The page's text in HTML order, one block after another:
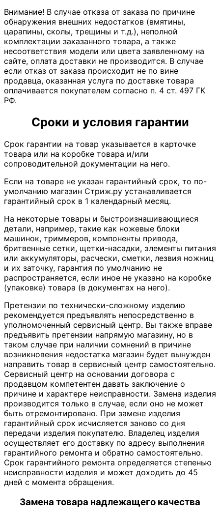
Внимание! В случае отказа от заказа по причине
обнаружения внешних недостатков (вмятины,
царапины, сколы, трещины и т.д.), неполной
комплектации заказанного товара, а также
несоответствия модели или цвета заявленному на
сайте, оплата доставки не производится. В случае
если отказ от заказа происходит не по вине
продавца, оказанная услуга по доставке товара
оплачивается покупателем согласно п. 4 ст. 497 ГК
РФ.
Сроки и условия гарантии
Срок гарантии на товар указывается в карточке
товара или на коробке товара и/или
сопроводительной документации на него.
Если на товаре не указан гарантийный срок, то по-
умолчанию магазин Стриж.ру устанавливается
гарантийный срок в 1 календарный месяц.
На некоторые товары и быстроизнашивающиеся
детали, например, такие как ножевые блоки
машинок, триммеров, компоненты привода,
бритвенные сетки, щетки-насадки, элементы питания
или аккумуляторы, расчески, сметки, лезвия ножниц
и их заточку, гарантия по умолчанию не
распространяется, если иное не указано на коробке
(упаковке) товара (в документах на него).
Претензии по технически-сложному изделию
рекомендуется предъявлять непосредственно в
уполномоченный сервисный центр. Вы также вправе
предъявить претензии напрямую магазину, но в
таком случае при наличии сомнений в причине
возникновения недостатка магазин будет вынужден
направить товар в сервисный центр самостоятельно.
Сервисный центр на основании договора с
продавцом компетентен давать заключение о
причине и характере неисправности. Замена изделия
производится только в случае, если оно не может
быть отремонтировано. При замене изделия
гарантийный срок исчисляется заново со дня
передачи изделия покупателю. Владелец изделия
осуществляет его доставку по адресу выполнения
гарантийного ремонта и обратно самостоятельно.
Срок гарантийного ремонта определяется степенью
неисправности изделия и может доходить до 45
дней с момента обращения.
Замена товара надлежащего качества